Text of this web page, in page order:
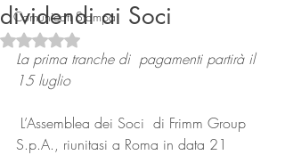
Connect
Comunicati Stampa
dividendi ai Soci
Valutazione NaN stelle su 5.
La prima tranche di  pagamenti partirà il
15 luglio
S.p.A., riunitasi a Roma in data 21